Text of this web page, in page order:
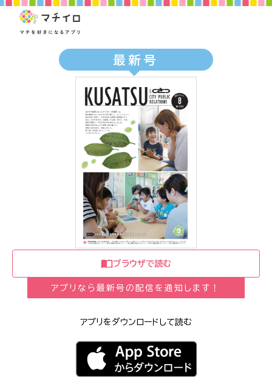
最新号
ブラウザで読む
アプリなら最新号の配信を通知します！
アプリをダウンロードして読む